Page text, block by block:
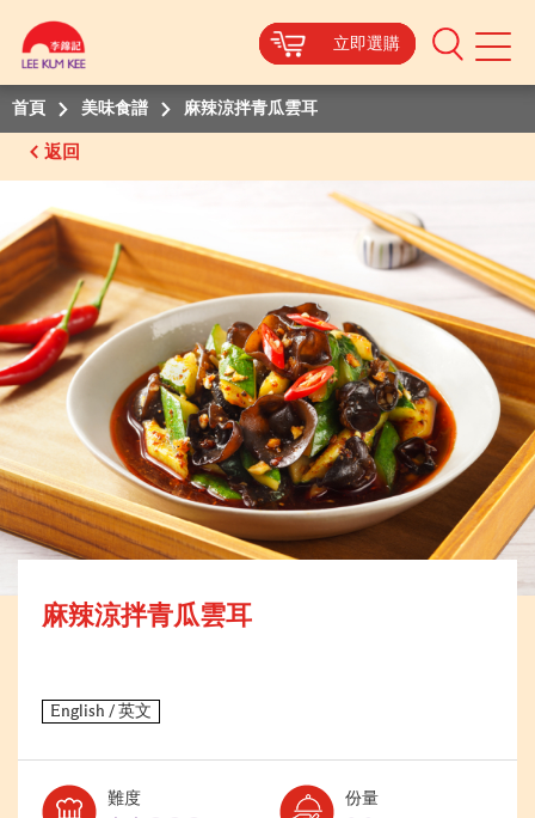
立即選購
Mobile
立即選購
立即選購
立即選購
首頁 美味食譜 麻辣涼拌青瓜雲耳
返回
麻辣涼拌青瓜雲耳
難度Level:
份量Serves: